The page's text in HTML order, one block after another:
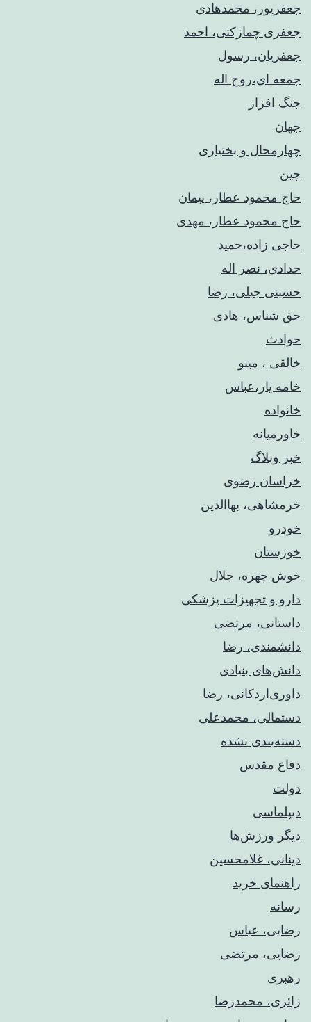
جعفرپور، محمدهادی
جعفری چمازکتی، احمد
جعفریان، رسول
جمعه ای،روح اله
جنگ افزار
جهان
چهارمحال و بختیاری
چین
حاج محمود عطار، پیمان
حاج محمود عطار، مهدی
حاجی زاده،حمید
حدادی، نصر اله
حسینی جبلی، رضا
حق شناس، هادی
حوادث
خالقی ، مینو
خامه یار،عباس
خانواده
خاورمیانه
خبر وبلاگ
خراسان رضوی
خرمشاهی، بهاالدین
خودرو
خوزستان
خوش چهره، جلال
دارو و تجهیزات پزشکی
داستانی، مرتضی
دانشمندی، رضا
دانش‌های بنیادی
داوری‌اردکانی، رضا
دستمالی، محمدعلی
دسته‌بندی نشده
دفاع مقدس
دولت
دیپلماسی
دیگر ورزش‌ها
دینانی، غلامحسین
راهنمای خريد
رسانه
رضایی، عباس
رضایی، مرتضی
رهبری
زائری، محمدرضا